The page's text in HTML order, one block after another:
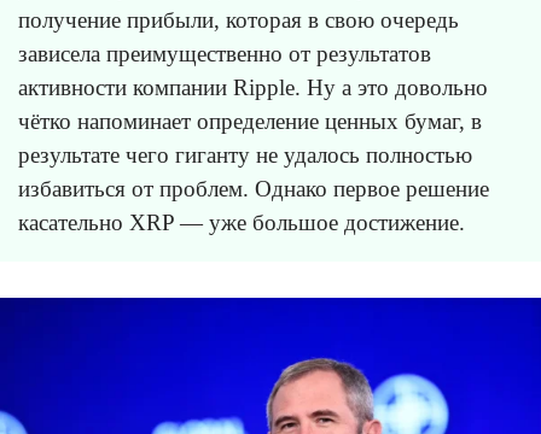
получение прибыли, которая в свою очередь
зависела преимущественно от результатов
активности компании Ripple. Ну а это довольно
чётко напоминает определение ценных бумаг, в
результате чего гиганту не удалось полностью
избавиться от проблем. Однако первое решение
касательно XRP — уже большое достижение.